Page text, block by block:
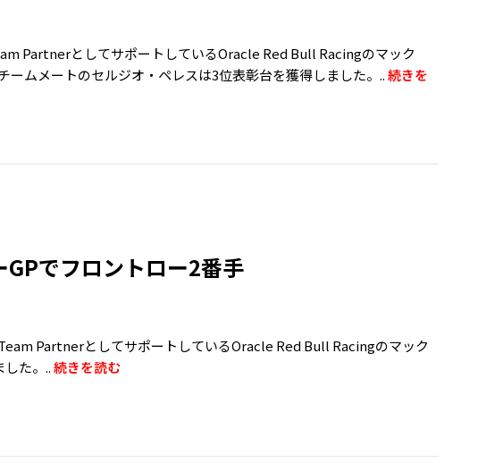
PartnerとしてサポートしているOracle Red Bull Racingのマック
ムメートのセルジオ・ペレスは3位表彰台を獲得しました。..続きを
でフロントロー2番手
PartnerとしてサポートしているOracle Red Bull Racingのマック
た。..続きを読む